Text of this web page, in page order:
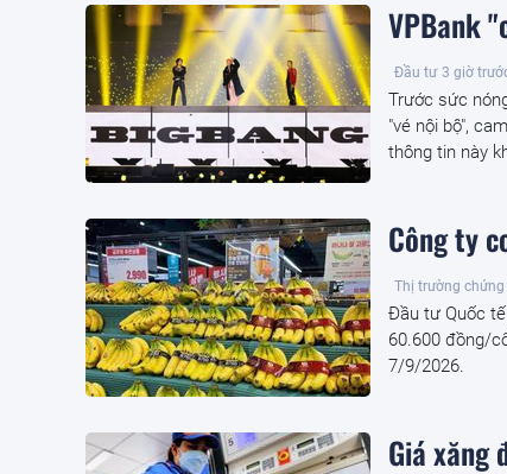
VPBank
Đầu tư 3 giờ
Trước sức
"vé nội bộ",
thông tin này
Công ty
Thị trường chứng
Đầu tư Quốc tế
60.600 đồng/
7/9/2026.
Giá xăng